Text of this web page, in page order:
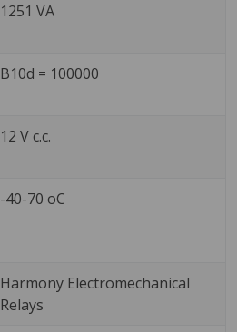
1251 VA
B10d = 100000
12 V c.c.
-40-70 oC
Harmony Electromechanical
Relays